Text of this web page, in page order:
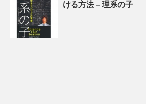
ける方法 – 理系の子